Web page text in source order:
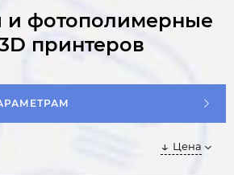
и фотополимерные
принтеров
Цена